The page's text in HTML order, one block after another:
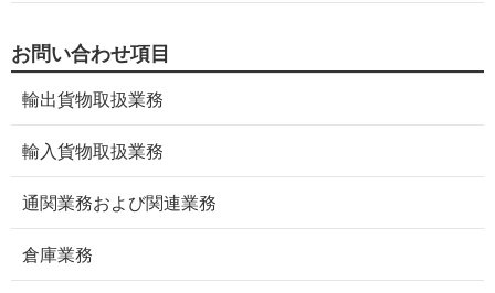
お問い合わせ項目
輸出貨物取扱業務
輸入貨物取扱業務
通関業務および関連業務
倉庫業務